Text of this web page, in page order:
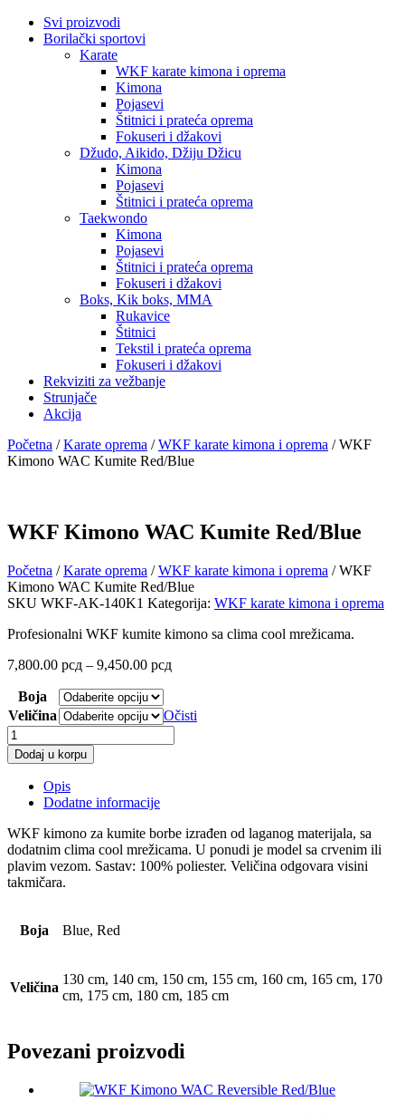
Svi proizvodi
Borilački sportovi
Karate
WKF karate kimona i oprema
Kimona
Pojasevi
Štitnici i prateća oprema
Fokuseri i džakovi
Džudo, Aikido, Džiju Džicu
Kimona
Pojasevi
Štitnici i prateća oprema
Taekwondo
Kimona
Pojasevi
Štitnici i prateća oprema
Fokuseri i džakovi
Boks, Kik boks, MMA
Rukavice
Štitnici
Tekstil i prateća oprema
Fokuseri i džakovi
Rekviziti za vežbanje
Strunjače
Akcija
Početna /Karate oprema /WKF karate kimona i oprema / WKF
Kimono WAC Kumite Red/Blue
WKF Kimono WAC Kumite Red/Blue
Početna /Karate oprema /WKF karate kimona i oprema / WKF
Kimono WAC Kumite Red/Blue
SKU WKF-AK-140K1 Kategorija: WKF karate kimona i oprema
Profesionalni WKF kumite kimono sa clima cool mrežicama.
7,800.00 рсд – 9,450.00 рсдRaspon
7,800.00 рсд
do
9,450.00 рсд
Boja
Veličina
Očisti
WKF
Kimono
WAC
Kumite
Red/Blue
količina
Dodaj u korpu
Opis
Dodatne informacije
WKF kimono za kumite borbe izrađen od laganog materijala, sa
dodatnim clima cool mrežicama. U ponudi je model sa crvenim ili
plavim vezom. Sastav: 100% poliester. Veličina odgovara visini
takmičara.
Boja Blue, Red
Veličina
130 cm, 140 cm, 150 cm, 155 cm, 160 cm, 165 cm, 170
cm, 175 cm, 180 cm, 185 cm
Povezani proizvodi